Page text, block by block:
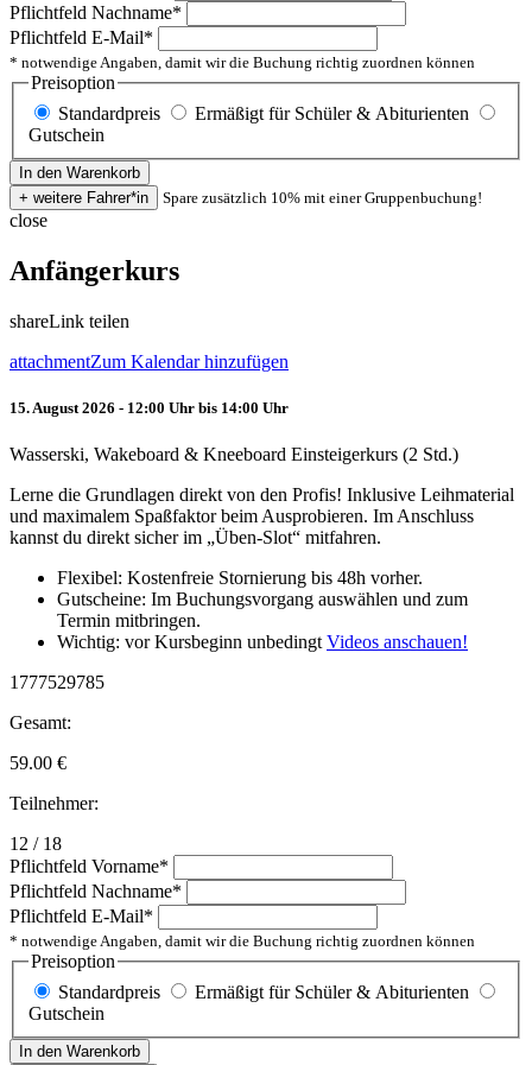
Pflichtfeld Nachname*
Pflichtfeld E-Mail*
* notwendige Angaben, damit wir die Buchung richtig zuordnen können
Preisoption
Standardpreis
Ermäßigt für Schüler & Abiturienten
Gutschein
Spare zusätzlich 10% mit einer Gruppenbuchung!
close
Anfängerkurs
shareLink teilen
attachmentZum Kalendar hinzufügen
15. August 2026 - 12:00 Uhr bis 14:00 Uhr
Wasserski, Wakeboard & Kneeboard Einsteigerkurs (2 Std.)
Lerne die Grundlagen direkt von den Profis! Inklusive Leihmaterial
und maximalem Spaßfaktor beim Ausprobieren. Im Anschluss
kannst du direkt sicher im „Üben-Slot“ mitfahren.
Flexibel: Kostenfreie Stornierung bis 48h vorher.
Gutscheine: Im Buchungsvorgang auswählen und zum
Termin mitbringen.
Wichtig: vor Kursbeginn unbedingt Videos anschauen!
1777529785
Gesamt:
59.00 €
Teilnehmer:
12 / 18
Pflichtfeld Vorname*
Pflichtfeld Nachname*
Pflichtfeld E-Mail*
* notwendige Angaben, damit wir die Buchung richtig zuordnen können
Preisoption
Standardpreis
Ermäßigt für Schüler & Abiturienten
Gutschein